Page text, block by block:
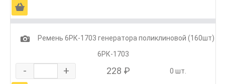
Ä
1
Ремень 6РК-1703 генератора поликлиновой (160шт)
6РК-1703
- + 228 ₽ 0 шт.